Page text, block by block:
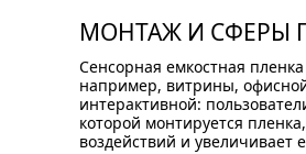
МОНТАЖ И СФЕРЫ
Сенсорная емкостная
например, витрины, офисной
интерактивной:
которой монтируется
воздействий и увеличивает